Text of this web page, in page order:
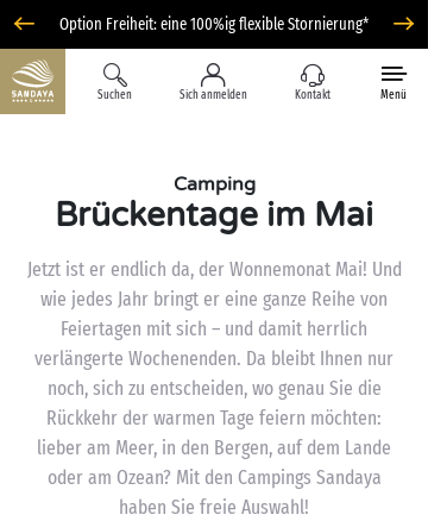
Option Freiheit: eine 100%ig flexible Stornierung*
Suchen Sich anmelden Kontakt Menü
Camping
Brückentage im Mai
Jetzt ist er endlich da, der Wonnemonat Mai! Und
wie jedes Jahr bringt er eine ganze Reihe von
Feiertagen mit sich – und damit herrlich
verlängerte Wochenenden. Da bleibt Ihnen nur
noch, sich zu entscheiden, wo genau Sie die
Rückkehr der warmen Tage feiern möchten:
lieber am Meer, in den Bergen, auf dem Lande
oder am Ozean? Mit den Campings Sandaya
haben Sie freie Auswahl!